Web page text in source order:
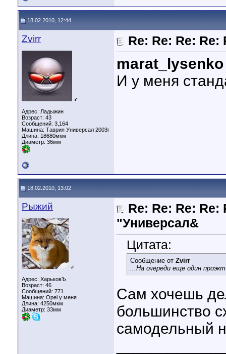
18.02.2010, 12:44
Zvirr
♂
Адрес: Ладыжин
Возраст: 43
Сообщений: 3,164
Машина: Таврия Универсал 2003г
Длина: 18680мкм
Диаметр: 36мм
Re: Re: Re: Re:
marat_lysenko
И у меня
18.02.2010, 13:02
Рыжий
♂
Адрес: ХарьковЪ
Возраст: 46
Сообщений: 771
Машина: Opel у меня
Длина: 4250мкм
Диаметр: 33мм
Re: Re: Re: Re:
"Универсал&
Цитата:
Сообщение от Zvirr
...На очереди еще один
Сам хочешь
большинство
самодельный